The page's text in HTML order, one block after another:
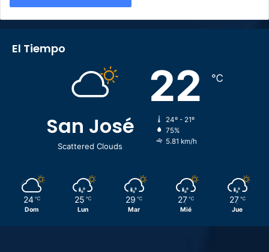
El Tiempo
San José
Scattered Clouds
22 ℃
24º - 21º
75%
5.81 km/h
24 ℃
Dom
25 ℃
Lun
29 ℃
Mar
27 ℃
Mié
27 ℃
Jue